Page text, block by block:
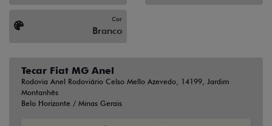
Cor
Branco
Tecar Fiat MG Anel
Rodovia Anel Rodoviário Celso Mello Azevedo, 14199, Jardim
Montanhês
Belo Horizonte / Minas Gerais